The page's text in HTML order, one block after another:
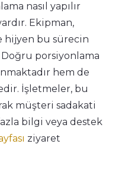
nasıl yapılır
Ekipman,
hijyen bu sürecin
porsiyonlama
hem de
İşletmeler, bu
müşteri sadakati
bilgi veya destek
ziyaret